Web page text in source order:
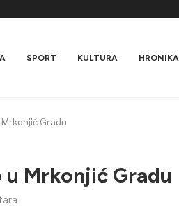
SPORT KULTURA HRONIKA
Gradu
Mrkonjić Gradu